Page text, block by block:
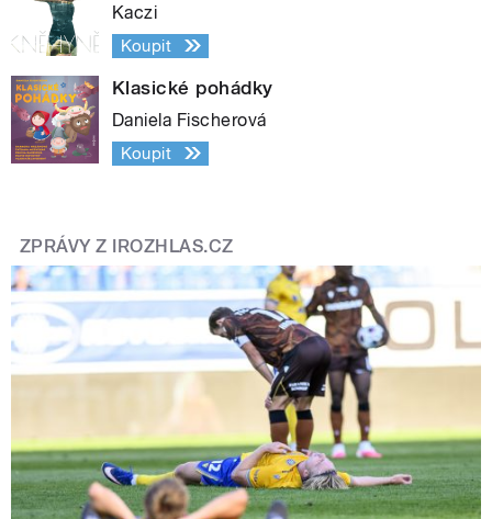
Kaczi
Koupit
Klasické pohádky
Daniela Fischerová
Koupit
ZPRÁVY Z IROZHLAS.CZ